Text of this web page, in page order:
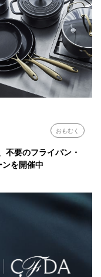
おもむく
不要のフライパン・
を開催中